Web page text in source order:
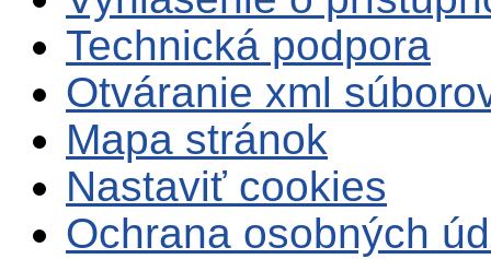
Technická podpora
Otváranie xml
Mapa stránok
Nastaviť cookies
Ochrana osobných